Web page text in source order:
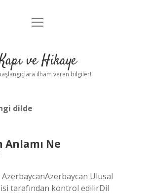
Anasayfa
Yasal Uyarı
menüyü
ve Hikaye
ilham veren bilgiler!
dilde
Ne
Ulusal
tarafından kontrol edilirDil